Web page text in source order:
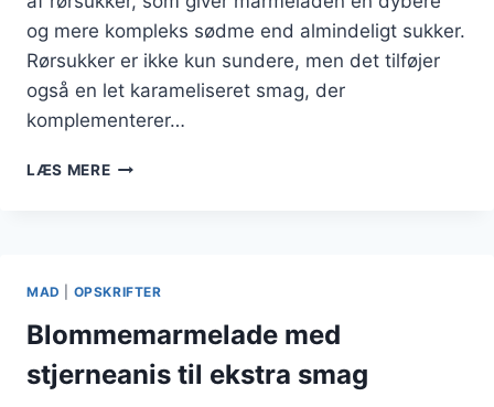
og mere kompleks sødme end almindeligt sukker.
Rørsukker er ikke kun sundere, men det tilføjer
også en let karameliseret smag, der
komplementerer…
LÆS MEREBLOMMEMARMELADE
MAD OPSKRIFTER
Blommemarmelade med
stjerneanis til ekstra smag